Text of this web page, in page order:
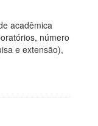
acadêmica
número
e extensão),